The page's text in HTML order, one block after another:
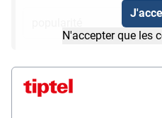
N'accepter que les